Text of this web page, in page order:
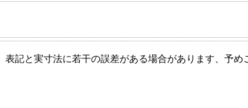
表記と実寸法に若干の誤差がある場合があります、予め